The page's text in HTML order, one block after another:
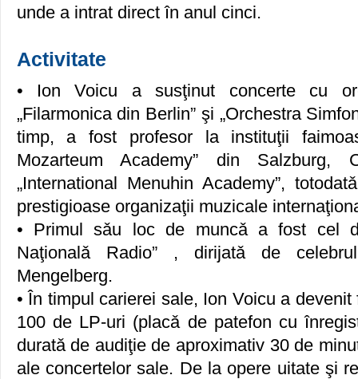
unde a intrat direct în anul cinci.
Activitate
• Ion Voicu a susţinut concerte cu
„Filarmonica din Berlin” şi „Orchestra
timp, a fost profesor la instituţii
Mozarteum Academy” din Salzburg,
„International Menuhin Academy”,
prestigioase organizaţii muzicale
• Primul sǎu loc de muncǎ a fost cel
Naţionalǎ Radio” , dirijatǎ de
Mengelberg.
• În timpul carierei sale, Ion Voicu a
100 de LP-uri (placǎ de patefon cu
duratǎ de audiţie de aproximativ 30 de
ale concertelor sale. De la opere uitate şi